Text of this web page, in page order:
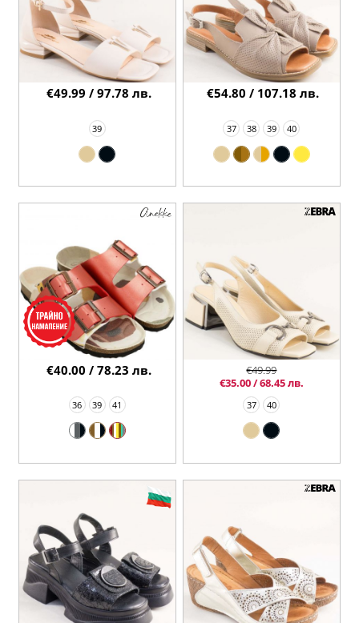
39
€49.99 / 97.78 лв.
37 38 39 40
€54.80 / 107.18 лв.
36 39 41
€40.00 / 78.23 лв.
37 40
€49.99
€35.00 / 68.45 лв.